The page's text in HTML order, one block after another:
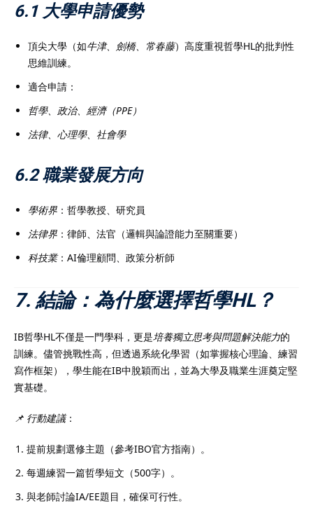
6.1 大學申請優勢
頂尖大學（如牛津、劍橋、常春藤）高度重視哲學HL的批判性
思維訓練。
適合申請：
哲學、政治、經濟（PPE）
法律、心理學、社會學
6.2 職業發展方向
學術界 ：哲學教授、研究員
法律界 ：律師、法官（邏輯與論證能力至關重要）
科技業：AI倫理顧問、政策分析師
7. 結論：為什麼選擇哲學HL？
IB哲學HL不僅是一門學科，更是培養獨立思考與問題解決能力的
訓練。儘管挑戰性高，但透過系統化學習（如掌握核心理論、練習
寫作框架），學生能在IB中脫穎而出，並為大學及職業生涯奠定堅
實基礎。
📌 行動建議：
提前規劃選修主題（參考IBO官方指南）。
每週練習一篇哲學短文（500字）。
與老師討論IA/EE題目，確保可行性。